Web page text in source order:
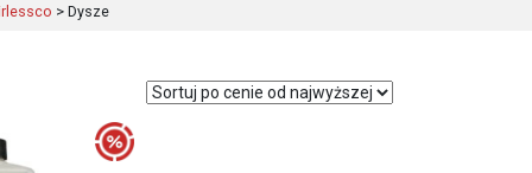
> Dysze